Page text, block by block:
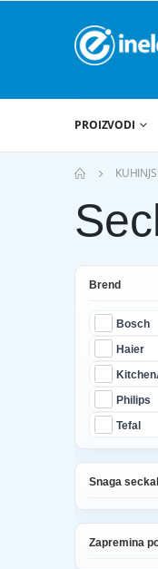
PROIZVODI
Brend
Bosch
Haier
Philips
Tefal
Snaga
Zapremina